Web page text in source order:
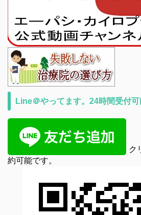
Line＠やってます。24時間受付可
ク
約可能です。